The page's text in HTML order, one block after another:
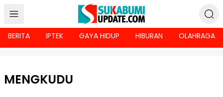
BERITA IPTEK GAYA HIDUP HIBURAN OLAHRAGA
MENGKUDU